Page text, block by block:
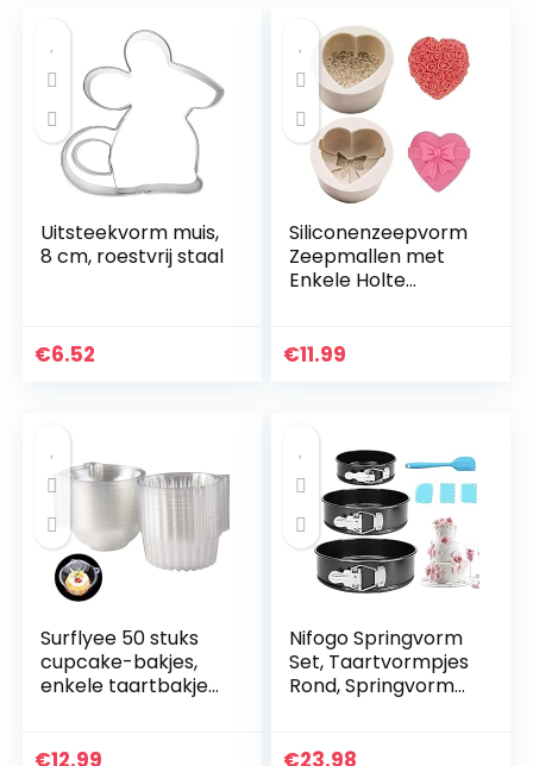
Uitsteekvorm muis,
8 cm, roestvrij staal
€6.52
Siliconenzeepvorm
Zeepmallen met
Enkele Holte
Cakevorm
€11.99
Surflyee 50 stuks
cupcake-bakjes,
enkele taartbakjes,
voor grote muffins,
€12.99
Nifogo Springvorm
Set, Taartvormpjes
Rond, Springvorm
Niet-Klevende
€23.98